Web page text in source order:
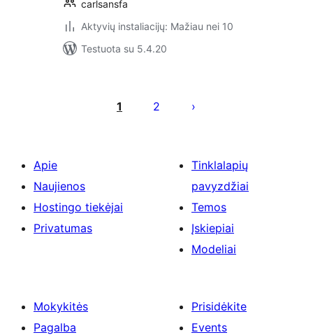
carlsansfa
Aktyvių instaliacijų: Mažiau nei 10
Testuota su 5.4.20
puslapiavimas
1 2
Apie
Naujienos
Hostingo tiekėjai
Privatumas
Tinklalapių
pavyzdžiai
Temos
Įskiepiai
Modeliai
Mokykitės
Pagalba
Prisidėkite
Events